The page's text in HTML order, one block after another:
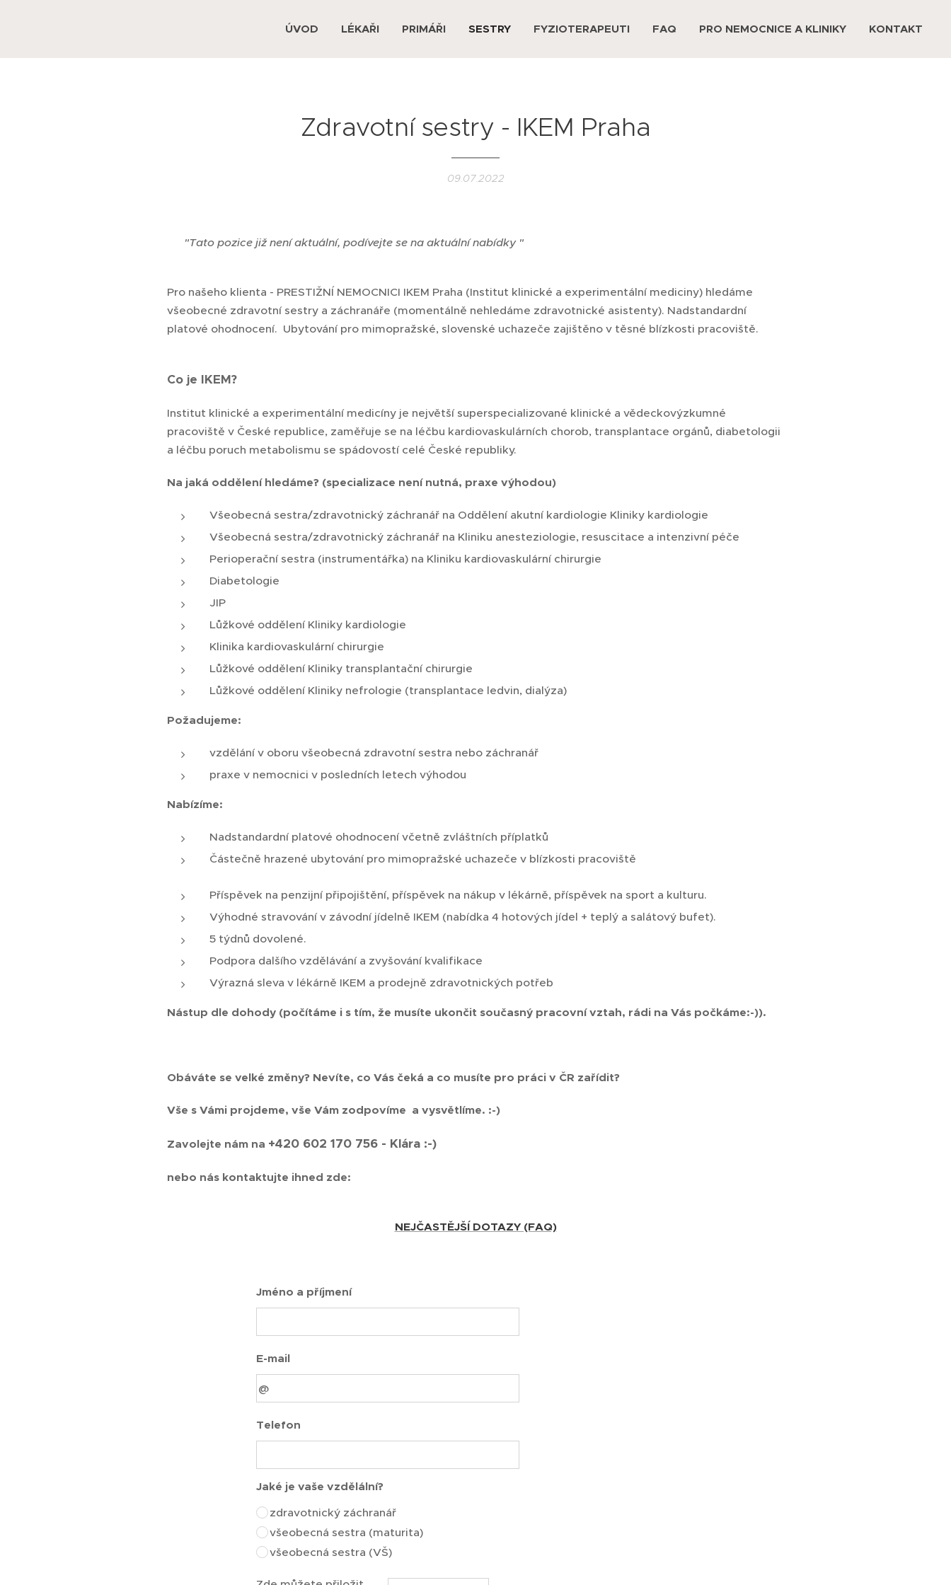
ÚVOD LÉKAŘI PRIMÁŘI SESTRY FYZIOTERAPEUTI FAQ PRO NEMOCNICE A KLINIKY KONTAKT
Zdravotní sestry - IKEM Praha
09.07.2022
"Tato pozice již není aktuální, podívejte se na aktuální nabídky "
Pro našeho klienta - PRESTIŽNÍ NEMOCNICI IKEM Praha (Institut klinické a experimentální mediciny) hledáme
všeobecné zdravotní sestry a záchranáře (momentálně nehledáme zdravotnické asistenty). Nadstandardní
platové ohodnocení. Ubytování pro mimopražské, slovenské uchazeče zajištěno v těsné blízkosti pracoviště.
Co je IKEM?
Institut klinické a experimentální medicíny je největší superspecializované klinické a vědeckovýzkumné
pracoviště v České republice, zaměřuje se na léčbu kardiovaskulárních chorob, transplantace orgánů, diabetologii
a léčbu poruch metabolismu se spádovostí celé České republiky.
Na jaká oddělení hledáme? (specializace není nutná, praxe výhodou)
Všeobecná sestra/zdravotnický záchranář na Oddělení akutní kardiologie Kliniky kardiologie
Všeobecná sestra/zdravotnický záchranář na Kliniku anesteziologie, resuscitace a intenzivní péče
Perioperační sestra (instrumentářka) na Kliniku kardiovaskulární chirurgie
Diabetologie
JIP
Lůžkové oddělení Kliniky kardiologie
Klinika kardiovaskulární chirurgie
Lůžkové oddělení Kliniky transplantační chirurgie
Lůžkové oddělení Kliniky nefrologie (transplantace ledvin, dialýza)
Požadujeme:
vzdělání v oboru všeobecná zdravotní sestra nebo záchranář
praxe v nemocnici v posledních letech výhodou
Nabízíme:
Nadstandardní platové ohodnocení včetně zvláštních příplatků
Částečně hrazené ubytování pro mimopražské uchazeče v blízkosti pracoviště
Příspěvek na penzijní připojištění, příspěvek na nákup v lékárně, příspěvek na sport a kulturu.
Výhodné stravování v závodní jídelně IKEM (nabídka 4 hotových jídel + teplý a salátový bufet).
5 týdnů dovolené.
Podpora dalšího vzdělávání a zvyšování kvalifikace
Výrazná sleva v lékárně IKEM a prodejně zdravotnických potřeb
Nástup dle dohody (počítáme i s tím, že musíte ukončit současný pracovní vztah, rádi na Vás počkáme:-)).
Obáváte se velké změny? Nevíte, co Vás čeká a co musíte pro práci v ČR zařídit?
Vše s Vámi projdeme, vše Vám zodpovíme a vysvětlíme. :-)
Zavolejte nám na +420 602 170 756 - Klára :-)
nebo nás kontaktujte ihned zde:
NEJČASTĚJŠÍ DOTAZY (FAQ)
Jméno a příjmení
E-mail
Telefon
Jaké je vaše vzdělální?
zdravotnický záchranář
všeobecná sestra (maturita)
všeobecná sestra (VŠ)